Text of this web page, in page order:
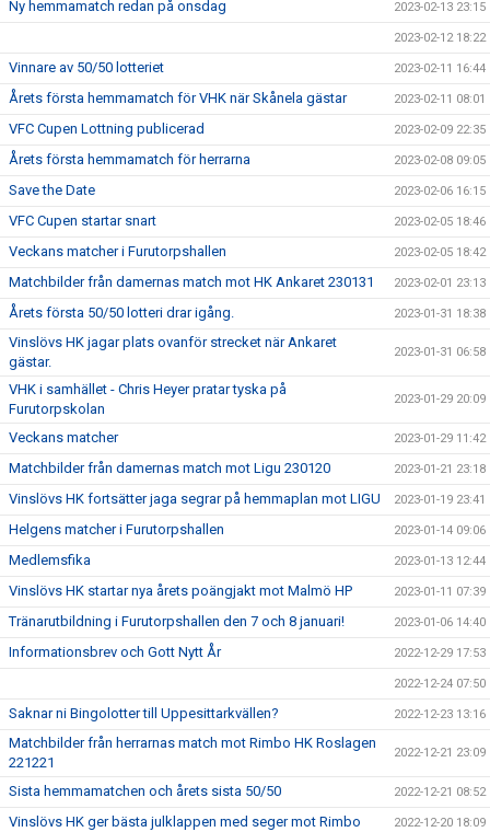
Ny hemmamatch redan på onsdag 2023-02-13 23:15
2023-02-12 18:22
Vinnare av 50/50 lotteriet 2023-02-11 16:44
Årets första hemmamatch för VHK när Skånela gästar 2023-02-11 08:01
VFC Cupen Lottning publicerad 2023-02-09 22:35
Årets första hemmamatch för herrarna 2023-02-08 09:05
Save the Date 2023-02-06 16:15
VFC Cupen startar snart 2023-02-05 18:46
Veckans matcher i Furutorpshallen 2023-02-05 18:42
Matchbilder från damernas match mot HK Ankaret 230131 2023-02-01 23:13
Årets första 50/50 lotteri drar igång. 2023-01-31 18:38
Vinslövs HK jagar plats ovanför strecket när Ankaret
gästar.
2023-01-31 06:58
VHK i samhället - Chris Heyer pratar tyska på
Furutorpskolan
2023-01-29 20:09
Veckans matcher 2023-01-29 11:42
Matchbilder från damernas match mot Ligu 230120 2023-01-21 23:18
Vinslövs HK fortsätter jaga segrar på hemmaplan mot LIGU 2023-01-19 23:41
Helgens matcher i Furutorpshallen 2023-01-14 09:06
Medlemsfika 2023-01-13 12:44
Vinslövs HK startar nya årets poängjakt mot Malmö HP 2023-01-11 07:39
Tränarutbildning i Furutorpshallen den 7 och 8 januari! 2023-01-06 14:40
Informationsbrev och Gott Nytt År 2022-12-29 17:53
2022-12-24 07:50
Saknar ni Bingolotter till Uppesittarkvällen? 2022-12-23 13:16
Matchbilder från herrarnas match mot Rimbo HK Roslagen
221221
2022-12-21 23:09
Sista hemmamatchen och årets sista 50/50 2022-12-21 08:52
Vinslövs HK ger bästa julklappen med seger mot Rimbo 2022-12-20 18:09